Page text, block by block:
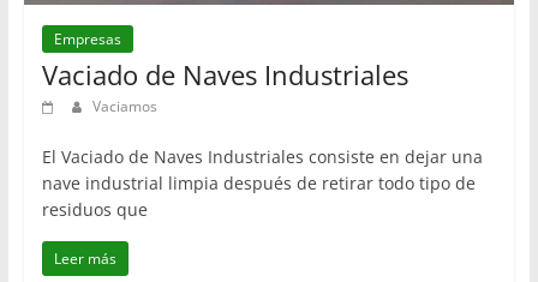
Empresas
Vaciado de Naves Industriales
Vaciamos
El Vaciado de Naves Industriales consiste en dejar una
nave industrial limpia después de retirar todo tipo de
residuos que
Leer más